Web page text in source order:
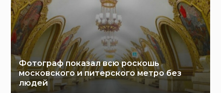
Фотограф показал всю роскошь
московского и питерского метро без
людей